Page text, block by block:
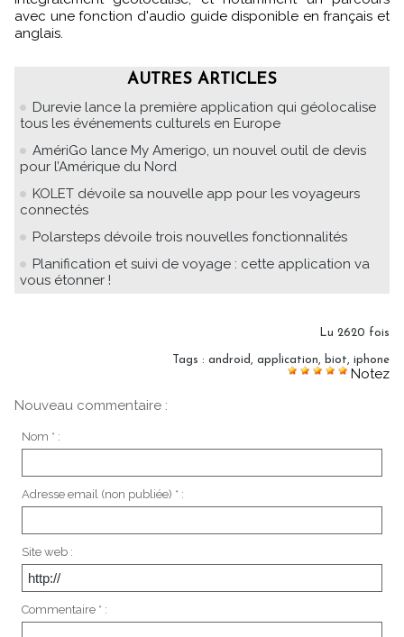
avec une fonction d'audio guide disponible en français et
anglais.
AUTRES ARTICLES
Durevie lance la première application qui géolocalise
tous les événements culturels en Europe
AmériGo lance My Amerigo, un nouvel outil de devis
pour l’Amérique du Nord
KOLET dévoile sa nouvelle app pour les voyageurs
connectés
Polarsteps dévoile trois nouvelles fonctionnalités
Planification et suivi de voyage : cette application va
vous étonner !
Lu 2620 fois
Tags : android application biot iphone
Notez
Nouveau commentaire :
Nom * :
Adresse email (non publiée) * :
Site web :
Commentaire * :